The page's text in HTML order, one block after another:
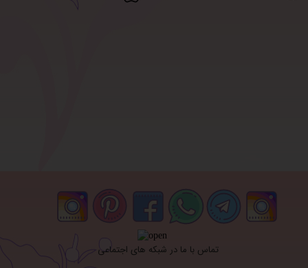
تماس با ما در شبکه های اجتماعی